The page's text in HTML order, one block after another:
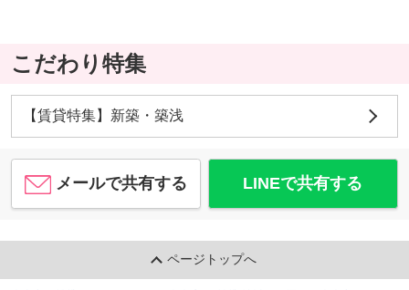
こだわり特集
【賃貸特集】新築・築浅
メールで共有する LINEで共有する
ページトップへ